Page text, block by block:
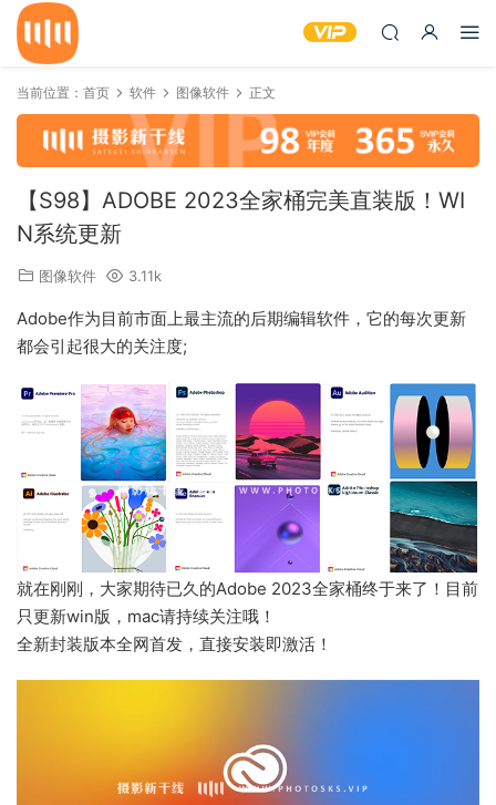
当前位置： 首页 软件 图像软件 正文
【S98】ADOBE 2023全家桶完美直装版！WI
N系统更新
图像软件 3.11k
Adobe作为目前市面上最主流的后期编辑软件，它的每次更新
都会引起很大的关注度;
就在刚刚，大家期待已久的Adobe 2023全家桶终于来了！目前
只更新win版，mac请持续关注哦！
全新封装版本全网首发，直接安装即激活！